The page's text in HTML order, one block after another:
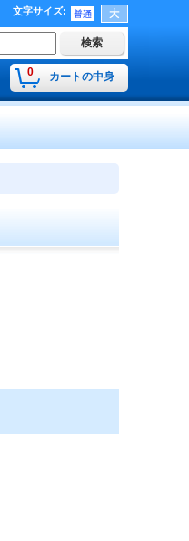
文字サイズ:
0 カートの中身